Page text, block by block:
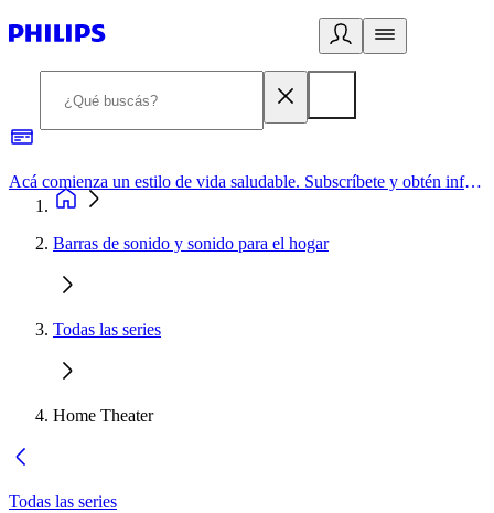
Acá comienza un estilo de vida saludable. Subscríbete y obtén información de primera mano
Barras de sonido y sonido para el hogar
Todas las series
Home Theater
Todas las series